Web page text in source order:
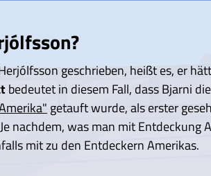
geschrieben, heißt es, er
bedeutet in diesem Fall, dass Bjarni
getauft wurde, als erster
nachdem, was man mit Entdeckung
mit zu den Entdeckern Amerikas.